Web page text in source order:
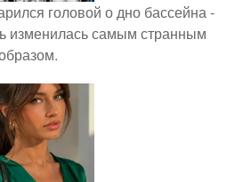
головой о дно бассейна -
изменилась самым странным